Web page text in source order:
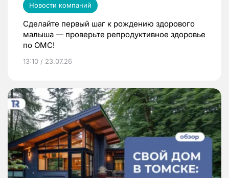
Новости компаний
Сделайте первый шаг к рождению здорового
малыша — проверьте репродуктивное здоровье
по ОМС!
13:10 / 23.07.26